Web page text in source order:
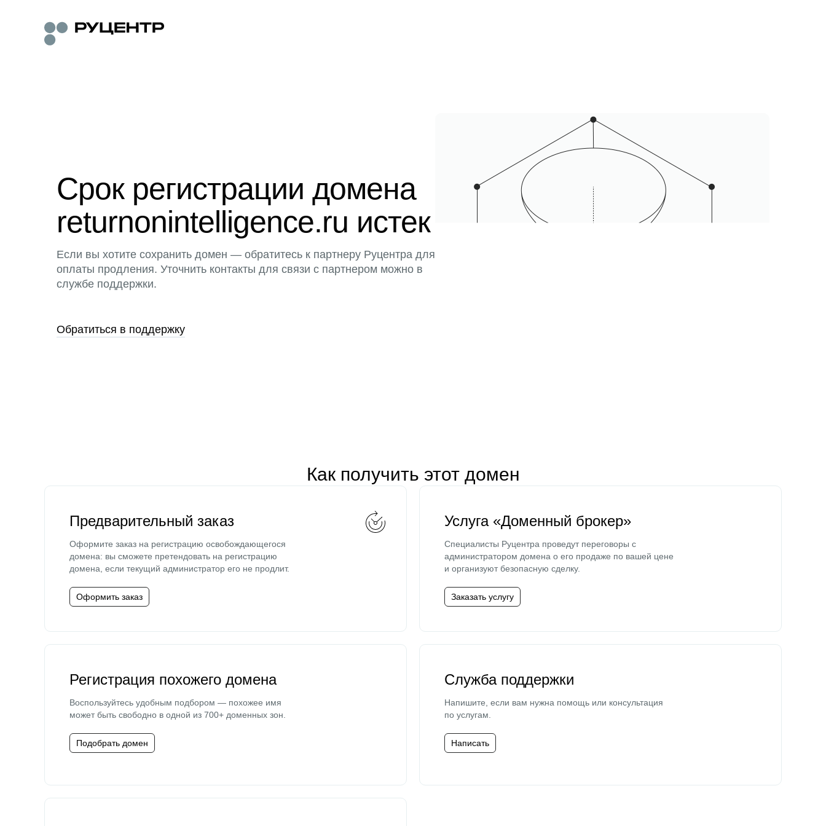
Срок регистрации домена
returnonintelligence.ru истек
Если вы хотите сохранить домен — обратитесь к партнеру Руцентра для
оплаты продления. Уточнить контакты для связи с партнером можно в
службе поддержки.
Обратиться в поддержку
Как получить этот домен
Предварительный заказ
Оформите заказ на регистрацию освобождающегося
домена: вы сможете претендовать на регистрацию
домена, если текущий администратор его не продлит.
Оформить заказ
Услуга «Доменный брокер»
Специалисты Руцентра проведут переговоры с
администратором домена о его продаже по вашей цене
и организуют безопасную сделку.
Заказать услугу
Регистрация похожего домена
Воспользуйтесь удобным подбором — похожее имя
может быть свободно в одной из 700+ доменных зон.
Подобрать домен
Служба поддержки
Напишите, если вам нужна помощь или консультация
по услугам.
Написать